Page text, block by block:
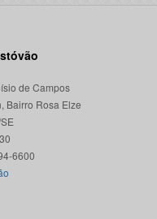
de Campos
Bairro Rosa Elze